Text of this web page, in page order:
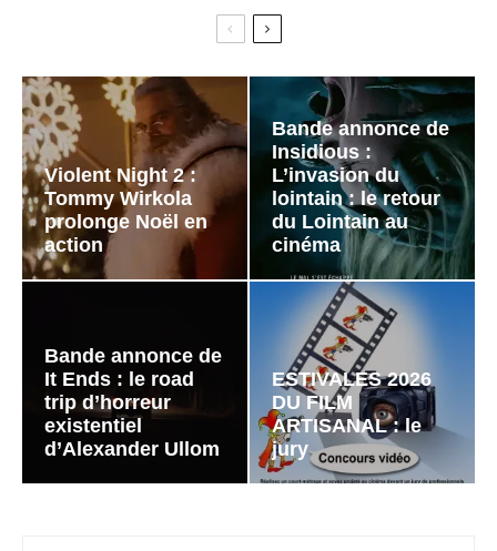
Violent Night 2 :
Tommy Wirkola
prolonge Noël en
action
Bande annonce de
Insidious :
L’invasion du
lointain : le retour
du Lointain au
cinéma
Bande annonce de
It Ends : le road
trip d’horreur
existentiel
d’Alexander Ullom
ESTIVALES 2026
DU FILM
ARTISANAL : le
jury